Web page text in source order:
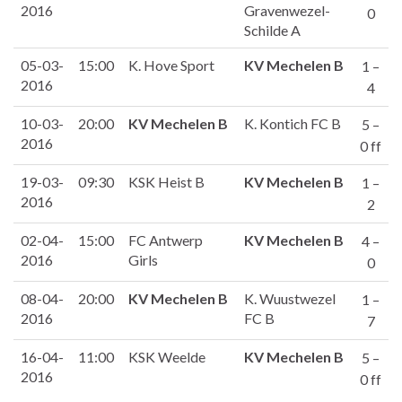
2016
Gravenwezel-
Schilde A
0
05-03-
2016
15:00 K. Hove Sport KV Mechelen B
1 –
4
10-03-
2016
20:00 KV Mechelen B K. Kontich FC B
5 –
0 ff
19-03-
2016
09:30 KSK Heist B KV Mechelen B
1 –
2
02-04-
2016
15:00
FC Antwerp
Girls
KV Mechelen B
4 –
0
08-04-
2016
20:00 KV Mechelen B
K. Wuustwezel
FC B
1 –
7
16-04-
2016
11:00 KSK Weelde KV Mechelen B
5 –
0 ff